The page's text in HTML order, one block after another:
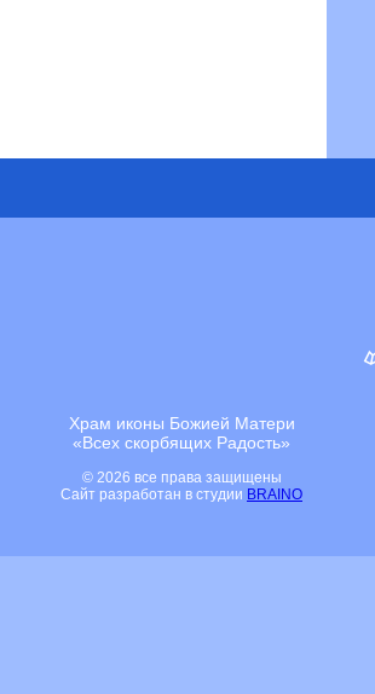
Храм иконы Божией Матери
«Всех скорбящих Радость»
© 2026 все права защищены
Сайт разработан в студии BRAINO